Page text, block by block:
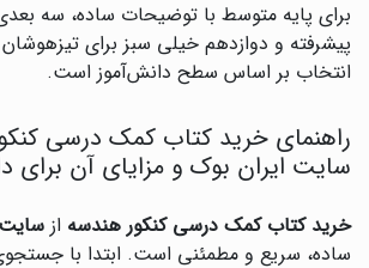
برای پایه متوسط با توضیحات ساده، سه
پیشرفته و دوازدهم خیلی سبز برای
انتخاب بر اساس سطح دانش‌آموز است.
راهنمای خرید کتاب کمک درسی
سایت ایران بوک و مزایای آن برای
خرید کتاب کمک درسی کنکور هندسه از سایت
ساده، سریع و مطمئنی است. ابتدا با